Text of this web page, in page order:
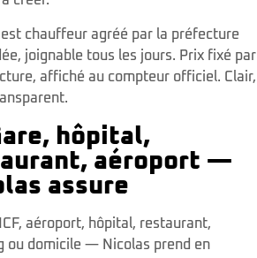
est chauffeur agréé par la préfecture
joignable tous les jours. Prix fixé par
affiché au compteur officiel. Clair,
hôpital,
aéroport —
assure
aéroport, hôpital, restaurant,
ou domicile — Nicolas prend en